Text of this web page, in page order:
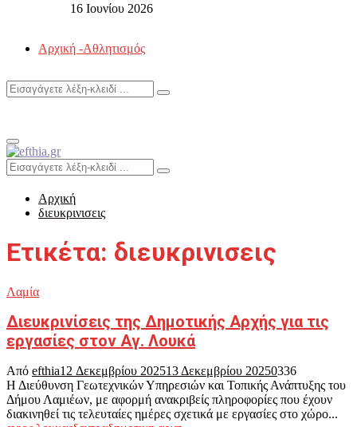
16 Ιουνίου 2026
Αρχική -Αθλητισμός
Search
Search
Primary
Menu
Search
for:
Search
Αρχική
διευκρινισεις
Ετικέτα: διευκρινισεις
Λαμία
Διευκρινίσεις της Δημοτικής Αρχής για τις
εργασίες στον Αγ. Λουκά
Από efthia12 Δεκεμβρίου 202513 Δεκεμβρίου 20250336
Η Διεύθυνση Γεωτεχνικών Υπηρεσιών και Τοπικής Ανάπτυξης του
Δήμου Λαμιέων, με αφορμή ανακριβείς πληροφορίες που έχουν
διακινηθεί τις τελευταίες ημέρες σχετικά με εργασίες στο χώρο...